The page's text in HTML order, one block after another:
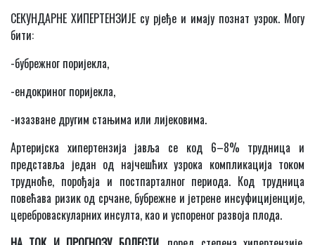
СЕКУНДАРНЕ ХИПЕРТЕНЗИЈЕ су рјеђе и имају познат узрок. Могу
бити:
-бубрежног поријекла,
-ендокриног поријекла,
-изазване другим стањима или лијековима.
Артеријска хипертензија јавља се код 6–8% трудница и
представља један од најчешћих узрока компликација током
трудноће, порођаја и постпарталног периода. Код трудница
повећава ризик од срчане, бубрежне и јетрене инсуфицијенције,
цереброваскуларних инсулта, као и успореног развоја плода.